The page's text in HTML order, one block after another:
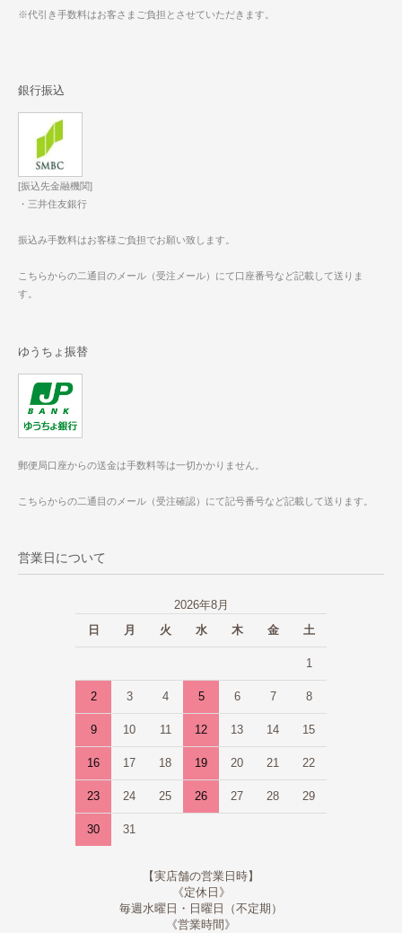
※代引き手数料はお客さまご負担とさせていただきます。
銀行振込
[振込先金融機関]
・三井住友銀行
振込み手数料はお客様ご負担でお願い致します。
こちらからの二通目のメール（受注メール）にて口座番号など記載して送りま
す。
ゆうちょ振替
郵便局口座からの送金は手数料等は一切かかりません。
こちらからの二通目のメール（受注確認）にて記号番号など記載して送ります。
営業日について
2026年8月
日
月 火 水 木 金 土
1
2 3 4 5 6 7 8
9 10 11 12 13 14 15
16 17 18 19 20 21 22
23 24 25 26 27 28 29
30 31
【実店舗の営業日時】
《定休日》
毎週水曜日・日曜日（不定期）
《営業時間》